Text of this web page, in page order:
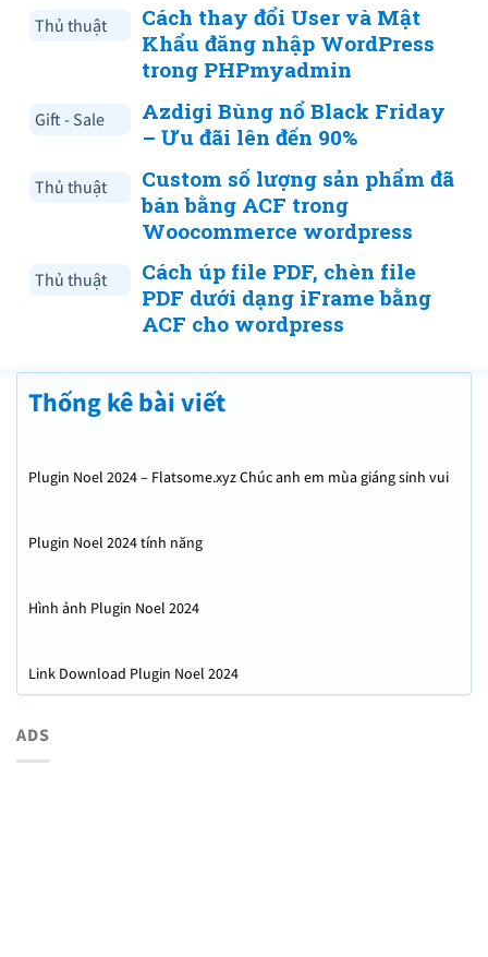
Thủ thuật
Cách thay đổi User và Mật
Khẩu đăng nhập WordPress
trong PHPmyadmin
Gift - Sale
Azdigi Bùng nổ Black Friday
– Ưu đãi lên đến 90%
Thủ thuật
Custom số lượng sản phẩm đã
bán bằng ACF trong
Woocommerce wordpress
Thủ thuật
Cách úp file PDF, chèn file
PDF dưới dạng iFrame bằng
ACF cho wordpress
Thống kê bài viết
Plugin Noel 2024 – Flatsome.xyz Chúc anh em mùa giáng sinh vui
Plugin Noel 2024 tính năng
Hình ảnh Plugin Noel 2024
Link Download Plugin Noel 2024
ADS